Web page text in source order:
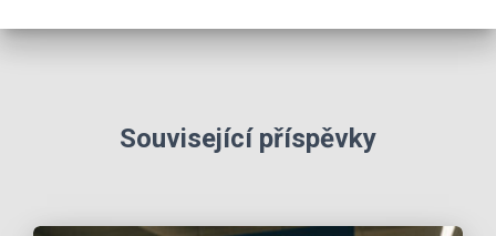
Související příspěvky